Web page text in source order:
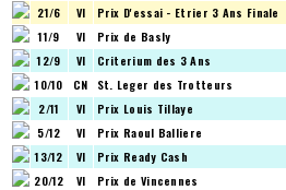
21/6
VI Prix D'essai - Etrier 3 Ans Finale
11/9
VI Prix de Basly
12/9
VI Criterium des 3 Ans
10/10
CN St. Leger des Trotteurs
2/11
VI Prix Louis Tillaye
5/12
VI Prix Raoul Balliere
13/12
VI Prix Ready Cash
20/12
VI Prix de Vincennes